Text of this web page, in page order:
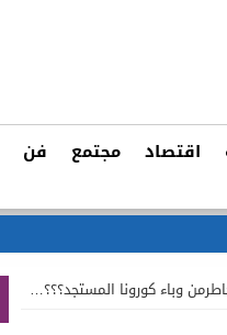
اقتصاد مجتمع فن
وباء كورونا المستجد؟؟؟…